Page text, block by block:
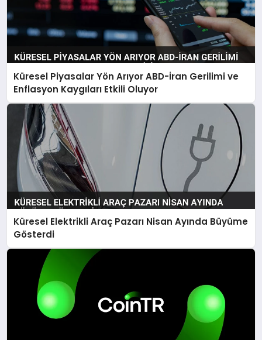
Küresel Piyasalar Yön Arıyor ABD-İran Gerilimi ve
Enflasyon Kaygıları Etkili Oluyor
Küresel Elektrikli Araç Pazarı Nisan Ayında Büyüme
Gösterdi